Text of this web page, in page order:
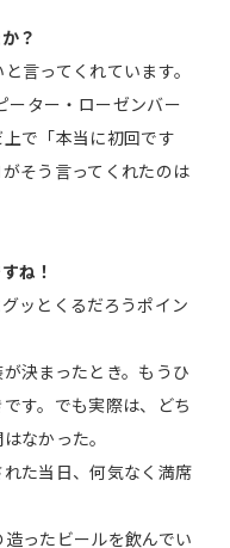
？
言ってくれています。
ーター・ローゼンバー
で「本当に初回です
そう言ってくれたのは
ね！
ッとくるだろうポイン
決まったとき。もうひ
す。でも実際は、どち
なかった。
た当日、何気なく満席
ったビールを飲んでい